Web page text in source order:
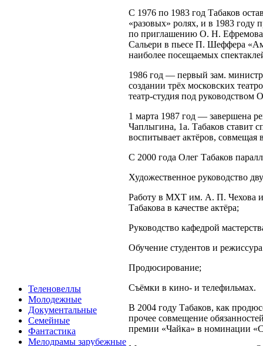
Теленовеллы
Молодежные
Документальные
Семейные
Фантастика
Мелодрамы зарубежные
С 1976 по 1983 год Табаков
«разовых» ролях, и в 1983
по приглашению О. Н.
Сальери в пьесе П. Шеффера
наиболее посещаемых
1986 год — первый зам.
создании трёх московских
театр-студия под руководством
1 марта 1987 год — завершена
Чаплыгина, 1а. Табаков ставит
воспитывает актёров, совмещая
С 2000 года Олег Табаков
Художественное руководство
Работу в МХТ им. А. П. Чехова и
Табакова в качестве актёра;
Руководство кафедрой
Обучение студентов и
Продюсирование;
Съёмки в кино- и телефильмах.
В 2004 году Табаков, как
прочее совмещение
премии «Чайка» в номинации